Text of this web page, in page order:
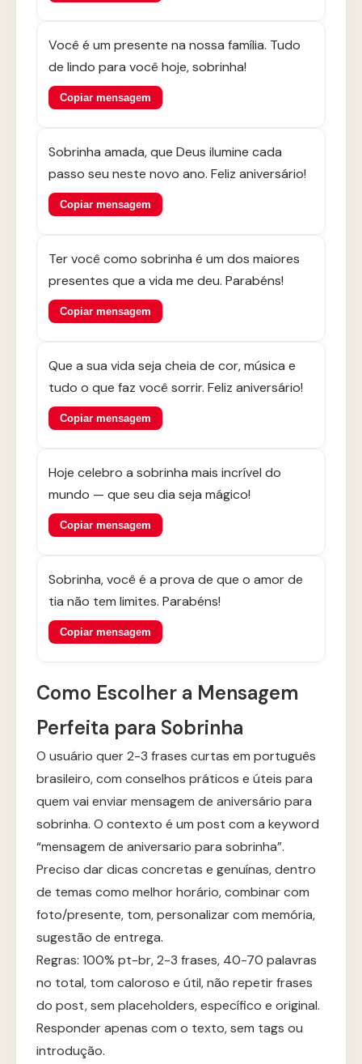
Você é um presente na nossa família. Tudo
de lindo para você hoje, sobrinha!
Copiar mensagem
Sobrinha amada, que Deus ilumine cada
passo seu neste novo ano. Feliz aniversário!
Copiar mensagem
Ter você como sobrinha é um dos maiores
presentes que a vida me deu. Parabéns!
Copiar mensagem
Que a sua vida seja cheia de cor, música e
tudo o que faz você sorrir. Feliz aniversário!
Copiar mensagem
Hoje celebro a sobrinha mais incrível do
mundo — que seu dia seja mágico!
Copiar mensagem
Sobrinha, você é a prova de que o amor de
tia não tem limites. Parabéns!
Copiar mensagem
Como Escolher a Mensagem
Perfeita para Sobrinha
O usuário quer 2-3 frases curtas em português
brasileiro, com conselhos práticos e úteis para
quem vai enviar mensagem de aniversário para
sobrinha. O contexto é um post com a keyword
“mensagem de aniversario para sobrinha”.
Preciso dar dicas concretas e genuínas, dentro
de temas como melhor horário, combinar com
foto/presente, tom, personalizar com memória,
sugestão de entrega.
Regras: 100% pt-br, 2-3 frases, 40-70 palavras
no total, tom caloroso e útil, não repetir frases
do post, sem placeholders, específico e original.
Responder apenas com o texto, sem tags ou
introdução.